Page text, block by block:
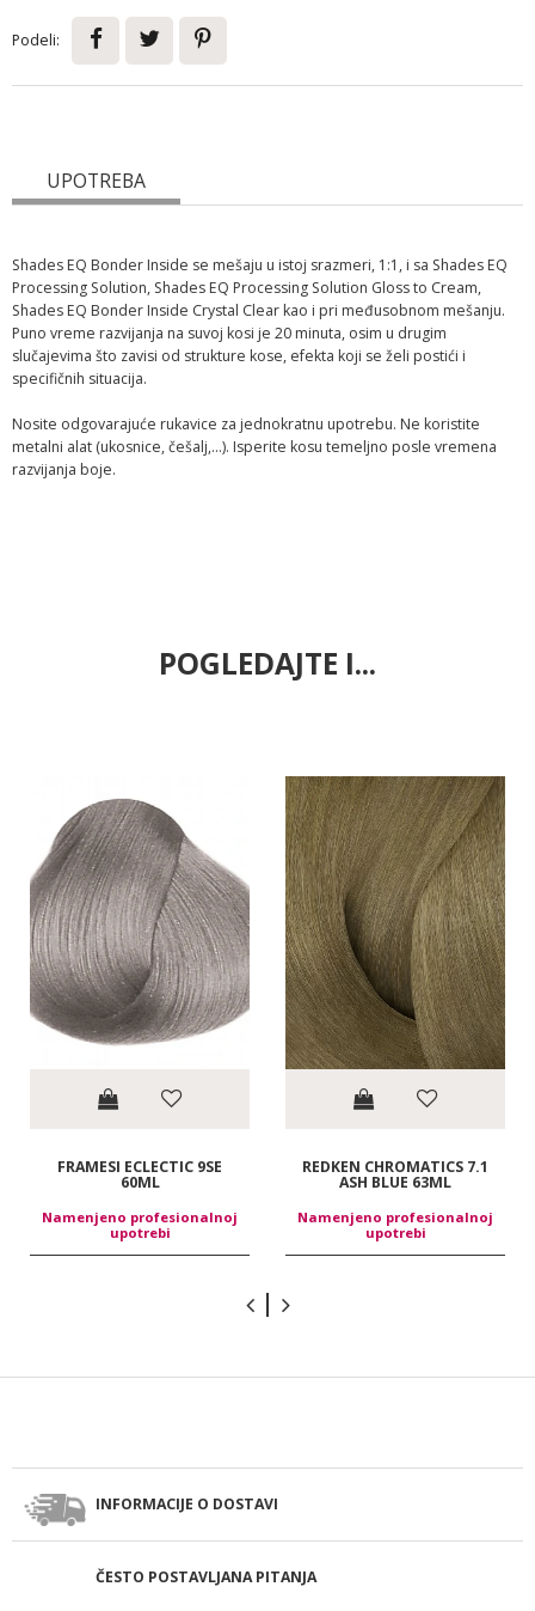
Podeli:
UPOTREBA
Shades EQ Bonder Inside se mešaju u istoj srazmeri, 1:1, i sa Shades EQ
Processing Solution, Shades EQ Processing Solution Gloss to Cream,
Shades EQ Bonder Inside Crystal Clear kao i pri međusobnom mešanju.
Puno vreme razvijanja na suvoj kosi je 20 minuta, osim u drugim
slučajevima što zavisi od strukture kose, efekta koji se želi postići i
specifičnih situacija.
Nosite odgovarajuće rukavice za jednokratnu upotrebu. Ne koristite
metalni alat (ukosnice, češalj,...). Isperite kosu temeljno posle vremena
razvijanja boje.
POGLEDAJTE I...
FRAMESI ECLECTIC 9SE
60ML
Namenjeno profesionalnoj
upotrebi
REDKEN CHROMATICS 7.1
ASH BLUE 63ML
Namenjeno profesionalnoj
upotrebi
INFORMACIJE O DOSTAVI
ČESTO POSTAVLJANA PITANJA